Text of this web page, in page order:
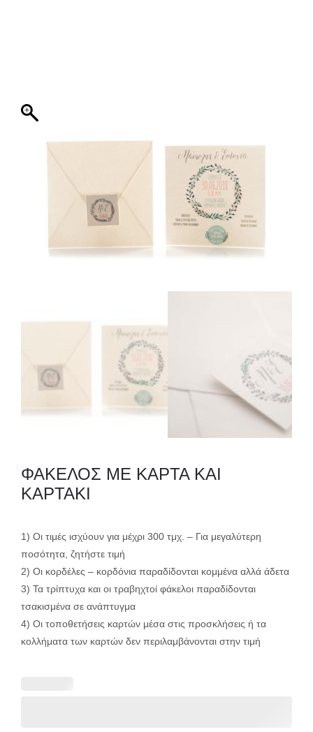
ΦΑΚΕΛΟΣ ΜΕ ΚΑΡΤΑ ΚΑΙ
ΚΑΡΤΑΚΙ
1) Οι τιμές ισχύουν για μέχρι 300 τμχ. – Για μεγαλύτερη
ποσότητα, ζητήστε τιμή
2) Οι κορδέλες – κορδόνια παραδίδονται κομμένα αλλά άδετα
3) Τα τρίπτυχα και οι τραβηχτοί φάκελοι παραδίδονται
τσακισμένα σε ανάπτυγμα
4) Οι τοποθετήσεις καρτών μέσα στις προσκλήσεις ή τα
κολλήματα των καρτών δεν περιλαμβάνονται στην τιμή